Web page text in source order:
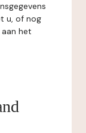
u, of nog
het